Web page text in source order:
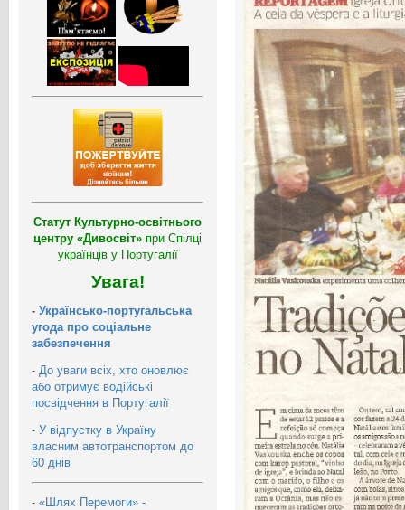
Статут Культурно-освітнього
центру «Дивосвіт» при Спілці
українців у Португалії
Увага!
- Українсько-португальська
угода про соціальне
забезпечення
- До уваги всіх, хто оновлює
або отримує водійські
посвідчення в Португалії
- У відпустку в Україну
власним автотранспортом до
60 днів
- «Шлях Перемоги» -